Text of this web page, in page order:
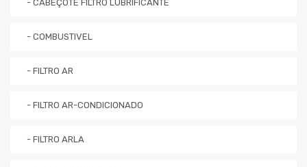
- CABEÇOTE FILTRO LUBRIFICANTE
- COMBUSTIVEL
- FILTRO AR
- FILTRO AR-CONDICIONADO
- FILTRO ARLA